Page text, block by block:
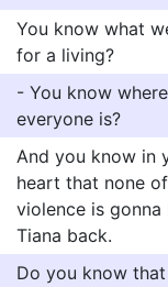
You know what
for a living?
- You know where
everyone is?
And you know in
heart that none
violence is gonna
Tiana back.
Do you know